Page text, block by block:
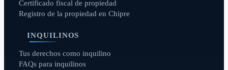
Certificado fiscal de propiedad
Registro de la propiedad en Chipre
INQUILINOS
Tus derechos como inquilino
FAQs para inquilinos